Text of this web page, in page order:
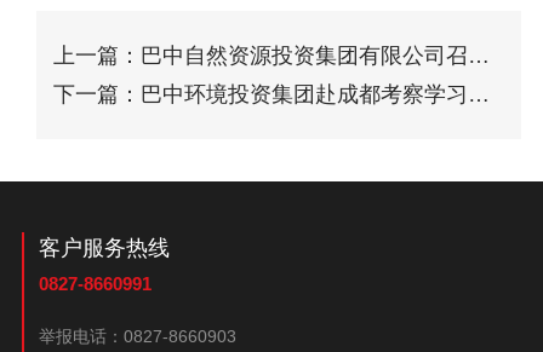
上一篇：巴中自然资源投资集团有限公司召开
青年人才
下一篇：巴中环境投资集团赴成都考察学习智
客户服务热线
0827-8660991
举报电话： 0827-8660903